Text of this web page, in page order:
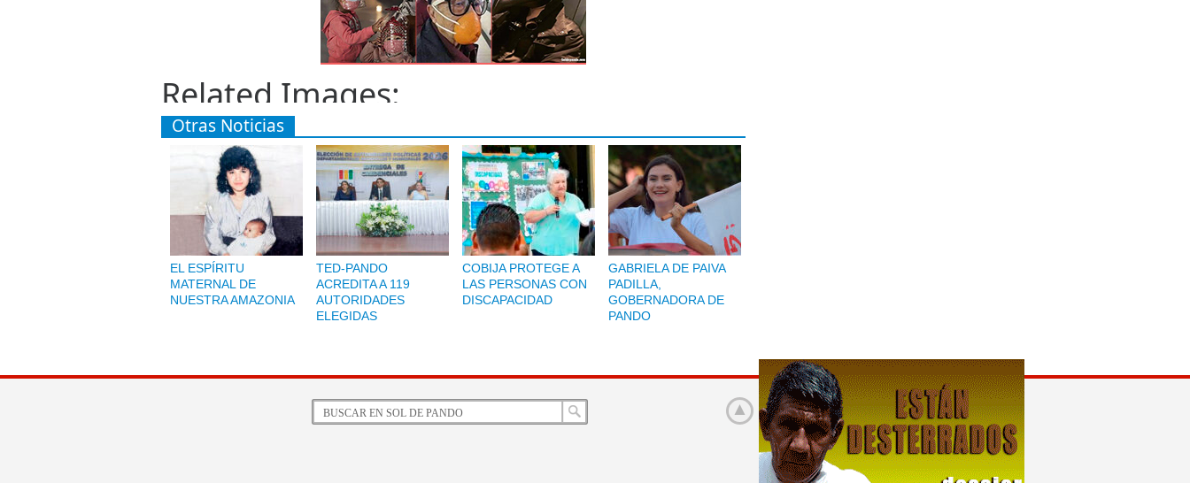
Related Images:
Otras Noticias
EL ESPÍRITU
MATERNAL DE
NUESTRA AMAZONIA
TED-PANDO
ACREDITA A 119
AUTORIDADES
ELEGIDAS
COBIJA PROTEGE A
LAS PERSONAS CON
DISCAPACIDAD
GABRIELA DE PAIVA
PADILLA,
GOBERNADORA DE
PANDO